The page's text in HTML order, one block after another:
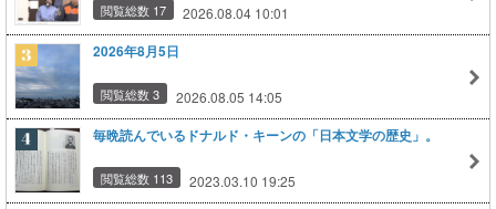
閲覧総数 17 2026.08.04 10:01
2026年8月5日
閲覧総数 3 2026.08.05 14:05
毎晩読んでいるドナルド・キーンの「日本文学の歴史」。
閲覧総数 113 2023.03.10 19:25